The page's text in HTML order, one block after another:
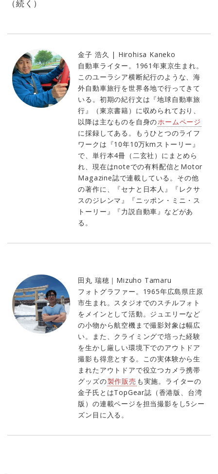
（続く）
金子 浩久 | Hirohisa Kaneko
自動車ライター。1961年東京生まれ。
このユーラシア横断紀行のような、海
外自動車旅行を世界各地で行ってきて
いる。初期の紀行文は『地球自動車旅
行』（東京書籍）に収められており、
以降は主なものを自身のホームページ
に採録してある。もうひとつのライフ
ワークは『10年10万kmストーリー』
で、単行本4冊（二玄社）にまとめら
れ、現在はnoteでの有料配信とMotor
Magazine誌で連載している。その他
の著作に、『セナと日本人』『レクサ
スのジレンマ』『ニッポン・ミニ・ス
トーリー』『力説自動車』などがあ
る。
田丸 瑞穂｜Mizuho Tamaru
フォトグラファー。1965年広島県庄原
市生まれ。スタジオでのスチルフォト
をメインとして活動。ジュエリーなど
の小物から航空機まで撮影対象は幅広
い。また、クライミングで培った経験
を生かし厳しい環境下でのアウトドア
撮影も得意とする。この実体験から生
まれたアウトドアで役立つカメラ携帯
グッズの製作販売 も実施。ライターの
金子氏とはTopGear誌（香港版、台湾
版）の連載ページを担当撮影をし5シー
ズン目に入る。